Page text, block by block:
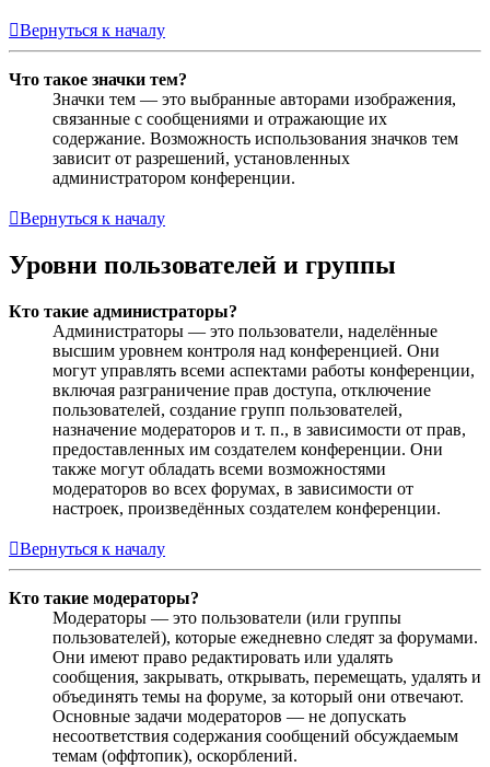
Вернуться к началу
Что такое значки тем?
Значки тем — это выбранные авторами изображения,
связанные с сообщениями и отражающие их
содержание. Возможность использования значков тем
зависит от разрешений, установленных
администратором конференции.
Вернуться к началу
Уровни пользователей и группы
Кто такие администраторы?
Администраторы — это пользователи, наделённые
высшим уровнем контроля над конференцией. Они
могут управлять всеми аспектами работы конференции,
включая разграничение прав доступа, отключение
пользователей, создание групп пользователей,
назначение модераторов и т. п., в зависимости от прав,
предоставленных им создателем конференции. Они
также могут обладать всеми возможностями
модераторов во всех форумах, в зависимости от
настроек, произведённых создателем конференции.
Вернуться к началу
Кто такие модераторы?
Модераторы — это пользователи (или группы
пользователей), которые ежедневно следят за форумами.
Они имеют право редактировать или удалять
сообщения, закрывать, открывать, перемещать, удалять и
объединять темы на форуме, за который они отвечают.
Основные задачи модераторов — не допускать
несоответствия содержания сообщений обсуждаемым
темам (оффтопик), оскорблений.